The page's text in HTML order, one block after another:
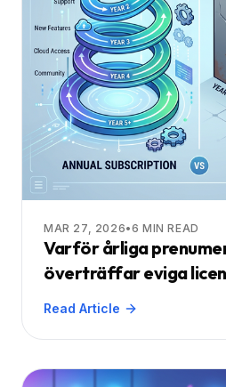
MAR 27, 2026•6 MIN READ
Varför årliga
överträffar eviga
dokumentvisare
Read Article